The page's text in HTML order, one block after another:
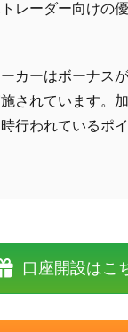
レーダー向けの
カーはボーナス
されています。
行われているポ
口座開設はこ